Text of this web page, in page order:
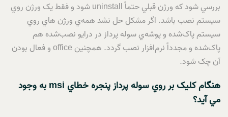
بررسي شود که ورژن قبلي حتماً uninstall شود و فقط يک ورژن روي
سيستم نصب باشد. اگر مشکل حل نشد همه‌ي ورژن هاي روي
سيستم پاک‌شده و پوشه‌ي سوله پرداز در درايو نصب‌شده هم
پاک‌شده و مجدداً نرم‌افزار نصب گردد. همچنين office و فعال بودن
آن چک شود.
هنگام کليک بر روي سوله پرداز پنجره خطاي msi به وجود
مي آيد؟